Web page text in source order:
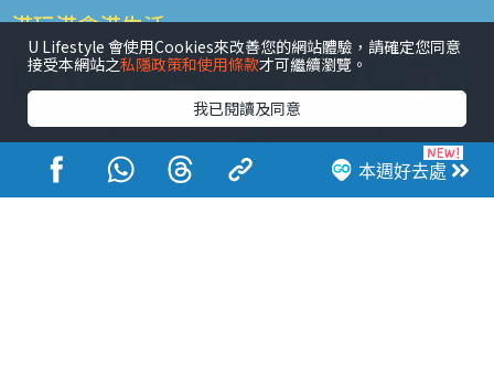
本週好去處
港玩港食港生活
活動展覽 市集 開倉 尖沙咀好去處
銅鑼灣好去處
U Lifestyle 會使用Cookies來改善您的網站體驗，請確定您同意
接受本網站之私隱政策和使用條款才可繼續瀏覽。
我已閱讀及同意